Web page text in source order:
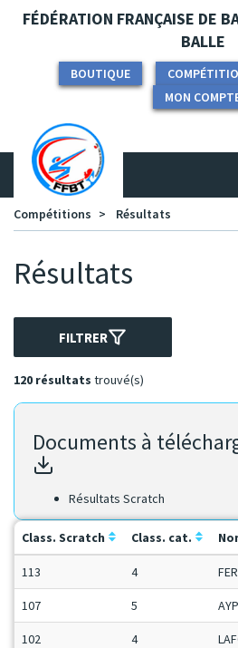
Panneau de gestion des cookies
FÉDÉRATION FRANÇAISE DE
BALLE
BOUTIQUE
MON
Compétitions
Résultats
Résultats
FILTRER
120 résultats trouvé(s)
Documents à
Résultats Scratch
Class. Scratch Class. cat.
113 4
107 5
102 4